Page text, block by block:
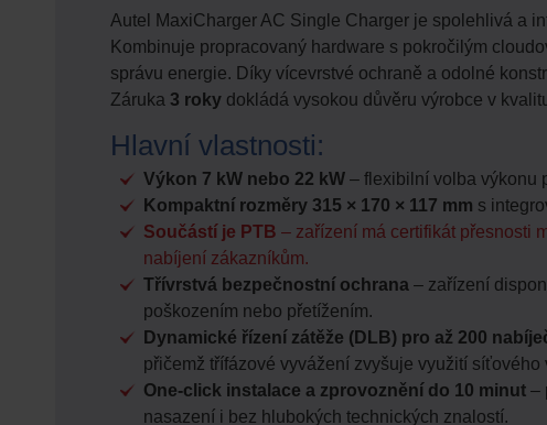
Autel MaxiCharger AC Single Charger je spolehlivá a
Kombinuje propracovaný hardware s pokročilým
správu energie. Díky vícevrstvé ochraně a odolné
Záruka 3 roky dokládá vysokou důvěru výrobce v
Hlavní vlastnosti:
Výkon 7 kW nebo 22 kW – flexibilní volba výkonu
Kompaktní rozměry 315 × 170 × 117 mm s
Součástí je PTB – zařízení má certifikát přesnosti
nabíjení zákazníkům.
Třívrstvá bezpečnostní ochrana – zařízení
poškozením nebo přetížením.
Dynamické řízení zátěže (DLB) pro až 200
přičemž třífázové vyvážení zvyšuje využití síťového
One-click instalace a zprovoznění do 10 minut –
nasazení i bez hlubokých technických znalostí.